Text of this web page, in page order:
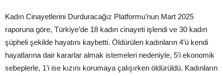
Kadın Cinayetlerini Durduracağız Platformu’nun Mart 2025
raporuna göre, Türkiye’de 18 kadın cinayeti işlendi ve 30 kadın
şüpheli şekilde hayatını kaybetti. Öldürülen kadınların 4’ü kendi
hayatlarına dair kararlar almak istemeleri nedeniyle, 5’i ekonomik
sebeplerle, 1’i ise kızını korumaya çalışırken öldürüldü. Kadınların